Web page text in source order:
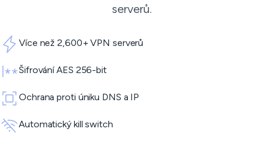
serverů.
Více než 2,600+ VPN serverů
Šifrování AES 256-bit
Ochrana proti úniku DNS a IP
Automatický kill switch